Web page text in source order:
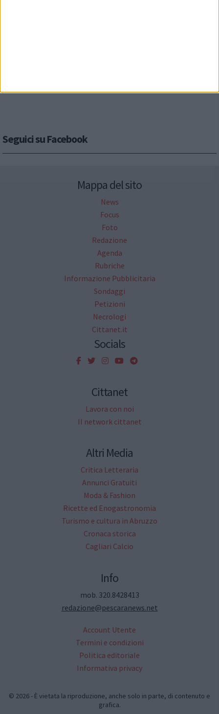
Seguici su Facebook
Mappa del sito
News
Focus
Foto
Redazione
Agenda
Rubriche
Informazione Pubblicitaria
Sondaggi
Petizioni
Necrologi
Cittanet.it
Socials
Cittanet
Lavora con noi
Il network cittanet
Altri Media
Critica Letteraria
Annunci Gratuiti
Moda & Fashion
Ricette ed Enogastronomia
Turismo e cultura in Abruzzo
Cronaca storica
Cagliari Calcio
Info
mob. 320.8428413
redazione@pescaranews.net
Account Utente
Termini e condizioni
Politica editoriale
Informativa privacy
© 2026 - È vietata la riproduzione, anche solo in parte, di contenuto e
grafica.